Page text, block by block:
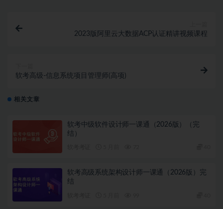
2023版阿里云大数据ACP认证精讲视频课程
软考高级-信息系统项目管理师(高项)
相关文章
软考中级软件设计师一课通（2026版）（完
结）
软考高级系统架构设计师一课通（2026版）完
结